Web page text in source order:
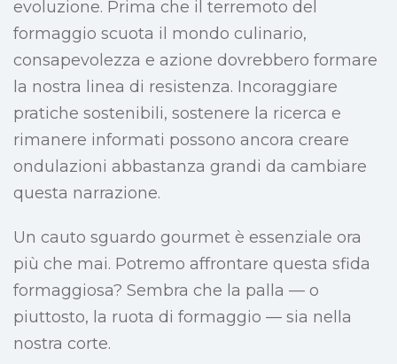
evoluzione. Prima che il terremoto del
formaggio scuota il mondo culinario,
consapevolezza e azione dovrebbero formare
la nostra linea di resistenza. Incoraggiare
pratiche sostenibili, sostenere la ricerca e
rimanere informati possono ancora creare
ondulazioni abbastanza grandi da cambiare
questa narrazione.
Un cauto sguardo gourmet è essenziale ora
più che mai. Potremo affrontare questa sfida
formaggiosa? Sembra che la palla — o
piuttosto, la ruota di formaggio — sia nella
nostra corte.